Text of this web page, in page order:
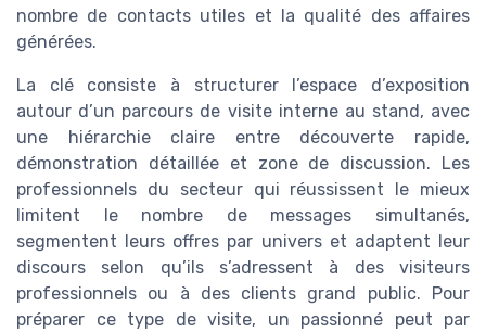
nombre de contacts utiles et la qualité des affaires
générées.
La clé consiste à structurer l’espace d’exposition
autour d’un parcours de visite interne au stand, avec
une hiérarchie claire entre découverte rapide,
démonstration détaillée et zone de discussion. Les
professionnels du secteur qui réussissent le mieux
limitent le nombre de messages simultanés,
segmentent leurs offres par univers et adaptent leur
discours selon qu’ils s’adressent à des visiteurs
professionnels ou à des clients grand public. Pour
préparer ce type de visite, un passionné peut par